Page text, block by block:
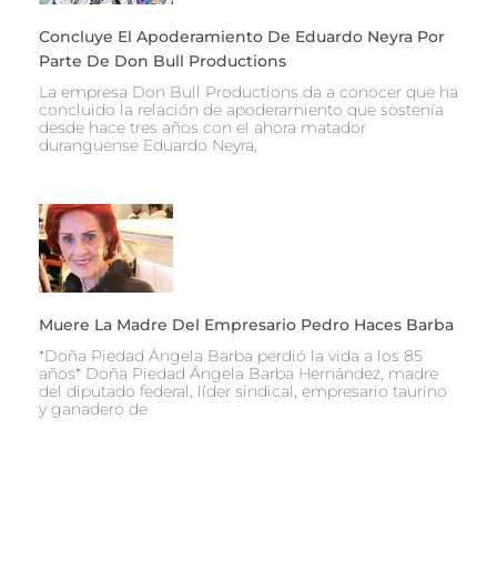
Concluye El Apoderamiento De Eduardo Neyra Por
Parte De Don Bull Productions
La empresa Don Bull Productions da a conocer que ha
concluido la relación de apoderamiento que sostenía
desde hace tres años con el ahora matador
duranguense Eduardo Neyra,
Muere La Madre Del Empresario Pedro Haces Barba
*Doña Piedad Ángela Barba perdió la vida a los 85
años* Doña Piedad Ángela Barba Hernández, madre
del diputado federal, líder sindical, empresario taurino
y ganadero de